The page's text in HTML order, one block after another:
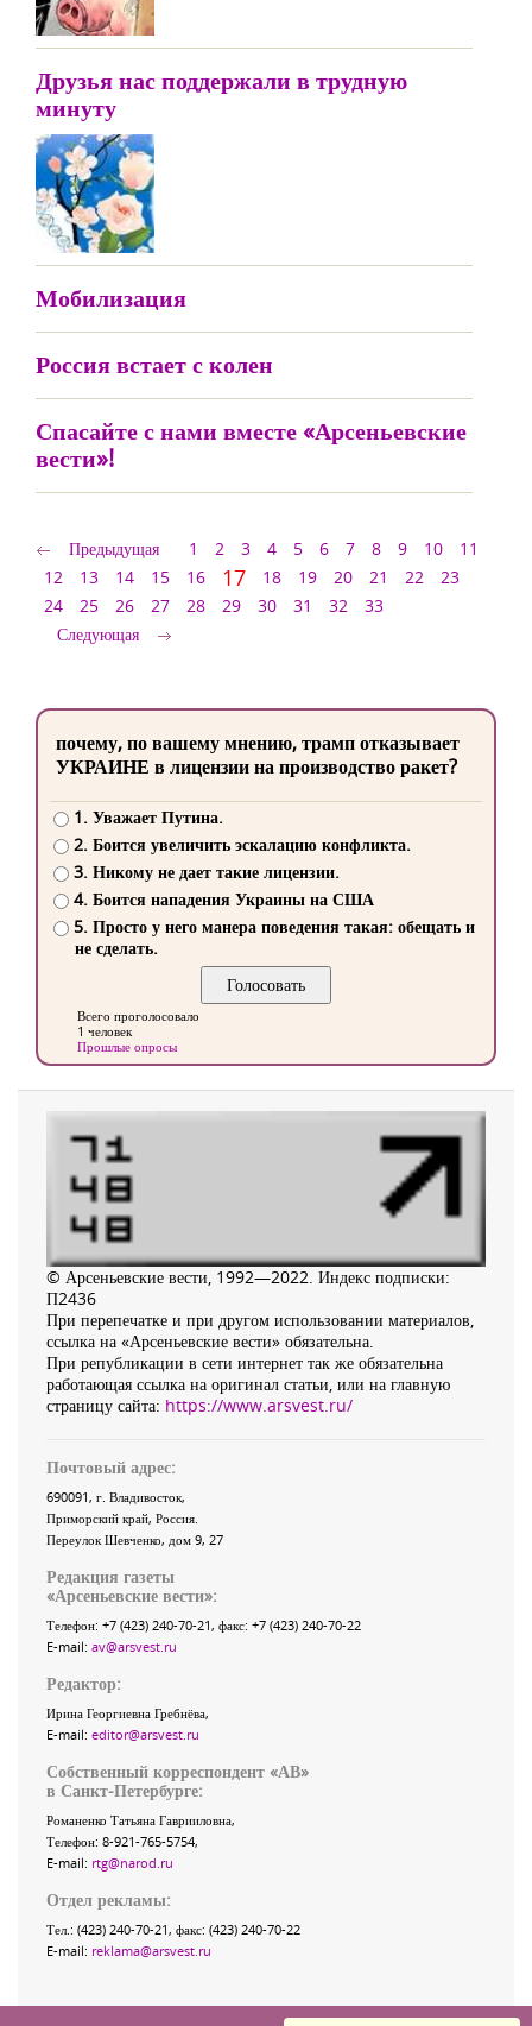
Друзья нас поддержали в трудную
минуту
Мобилизация
Россия встает с колен
Спасайте с нами вместе «Арсеньевские
вести»!
Предыдущая 1 2 3 4 5 6 7 8 9 10
11
12
13 14 15 16 17 18 19 20 21 22
23
24
25 26 27 28 29 30 31 32
33
Следующая
почему, по вашему мнению, трамп отказывает
УКРАИНЕ в лицензии на производство ракет?
1. Уважает Путина.
2. Боится увеличить эскалацию конфликта.
3. Никому не дает такие лицензии.
4. Боится нападения Украины на США
5. Просто у него манера поведения такая: обещать и
не сделать.
Всего проголосовало
1 человек
Прошлые опросы
© Арсеньевские вести, 1992—2022. Индекс подписки:
П2436
При перепечатке и при другом использовании материалов,
ссылка на «Арсеньевские вести» обязательна.
При републикации в сети интернет так же обязательна
работающая ссылка на оригинал статьи, или на главную
страницу сайта: https://www.arsvest.ru/
Почтовый адрес:
690091, г. Владивосток,
Приморский край, Россия
Переулок Шевченко, дом 9, 27
Редакция газеты
«Арсеньевские вести»:
Телефон: +7 (423) 240-70-21, факс: +7 (423) 240-70-22
E-mail: av@arsvest.ru
Редактор:
Ирина Георгиевна Гребнёва,
E-mail: editor@arsvest.ru
Собственный корреспондент «АВ»
в Санкт-Петербурге:
Романенко Татьяна Гаврииловна,
Телефон: 8-921-765-5754,
E-mail: rtg@narod.ru
Отдел рекламы:
Тел.: (423) 240-70-21, факс: (423) 240-70-22
E-mail: reklama@arsvest.ru